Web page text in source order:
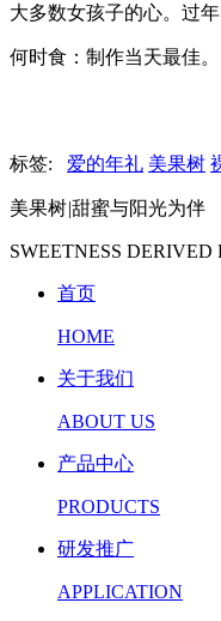
大多数女孩子的心。过
何时食：制作当天最佳。
标签: 爱的年礼 美果树
美果树|甜蜜与阳光为伴
SWEETNESS DERIVED
首页
HOME
关于我们
ABOUT US
产品中心
PRODUCTS
研发推广
APPLICATION